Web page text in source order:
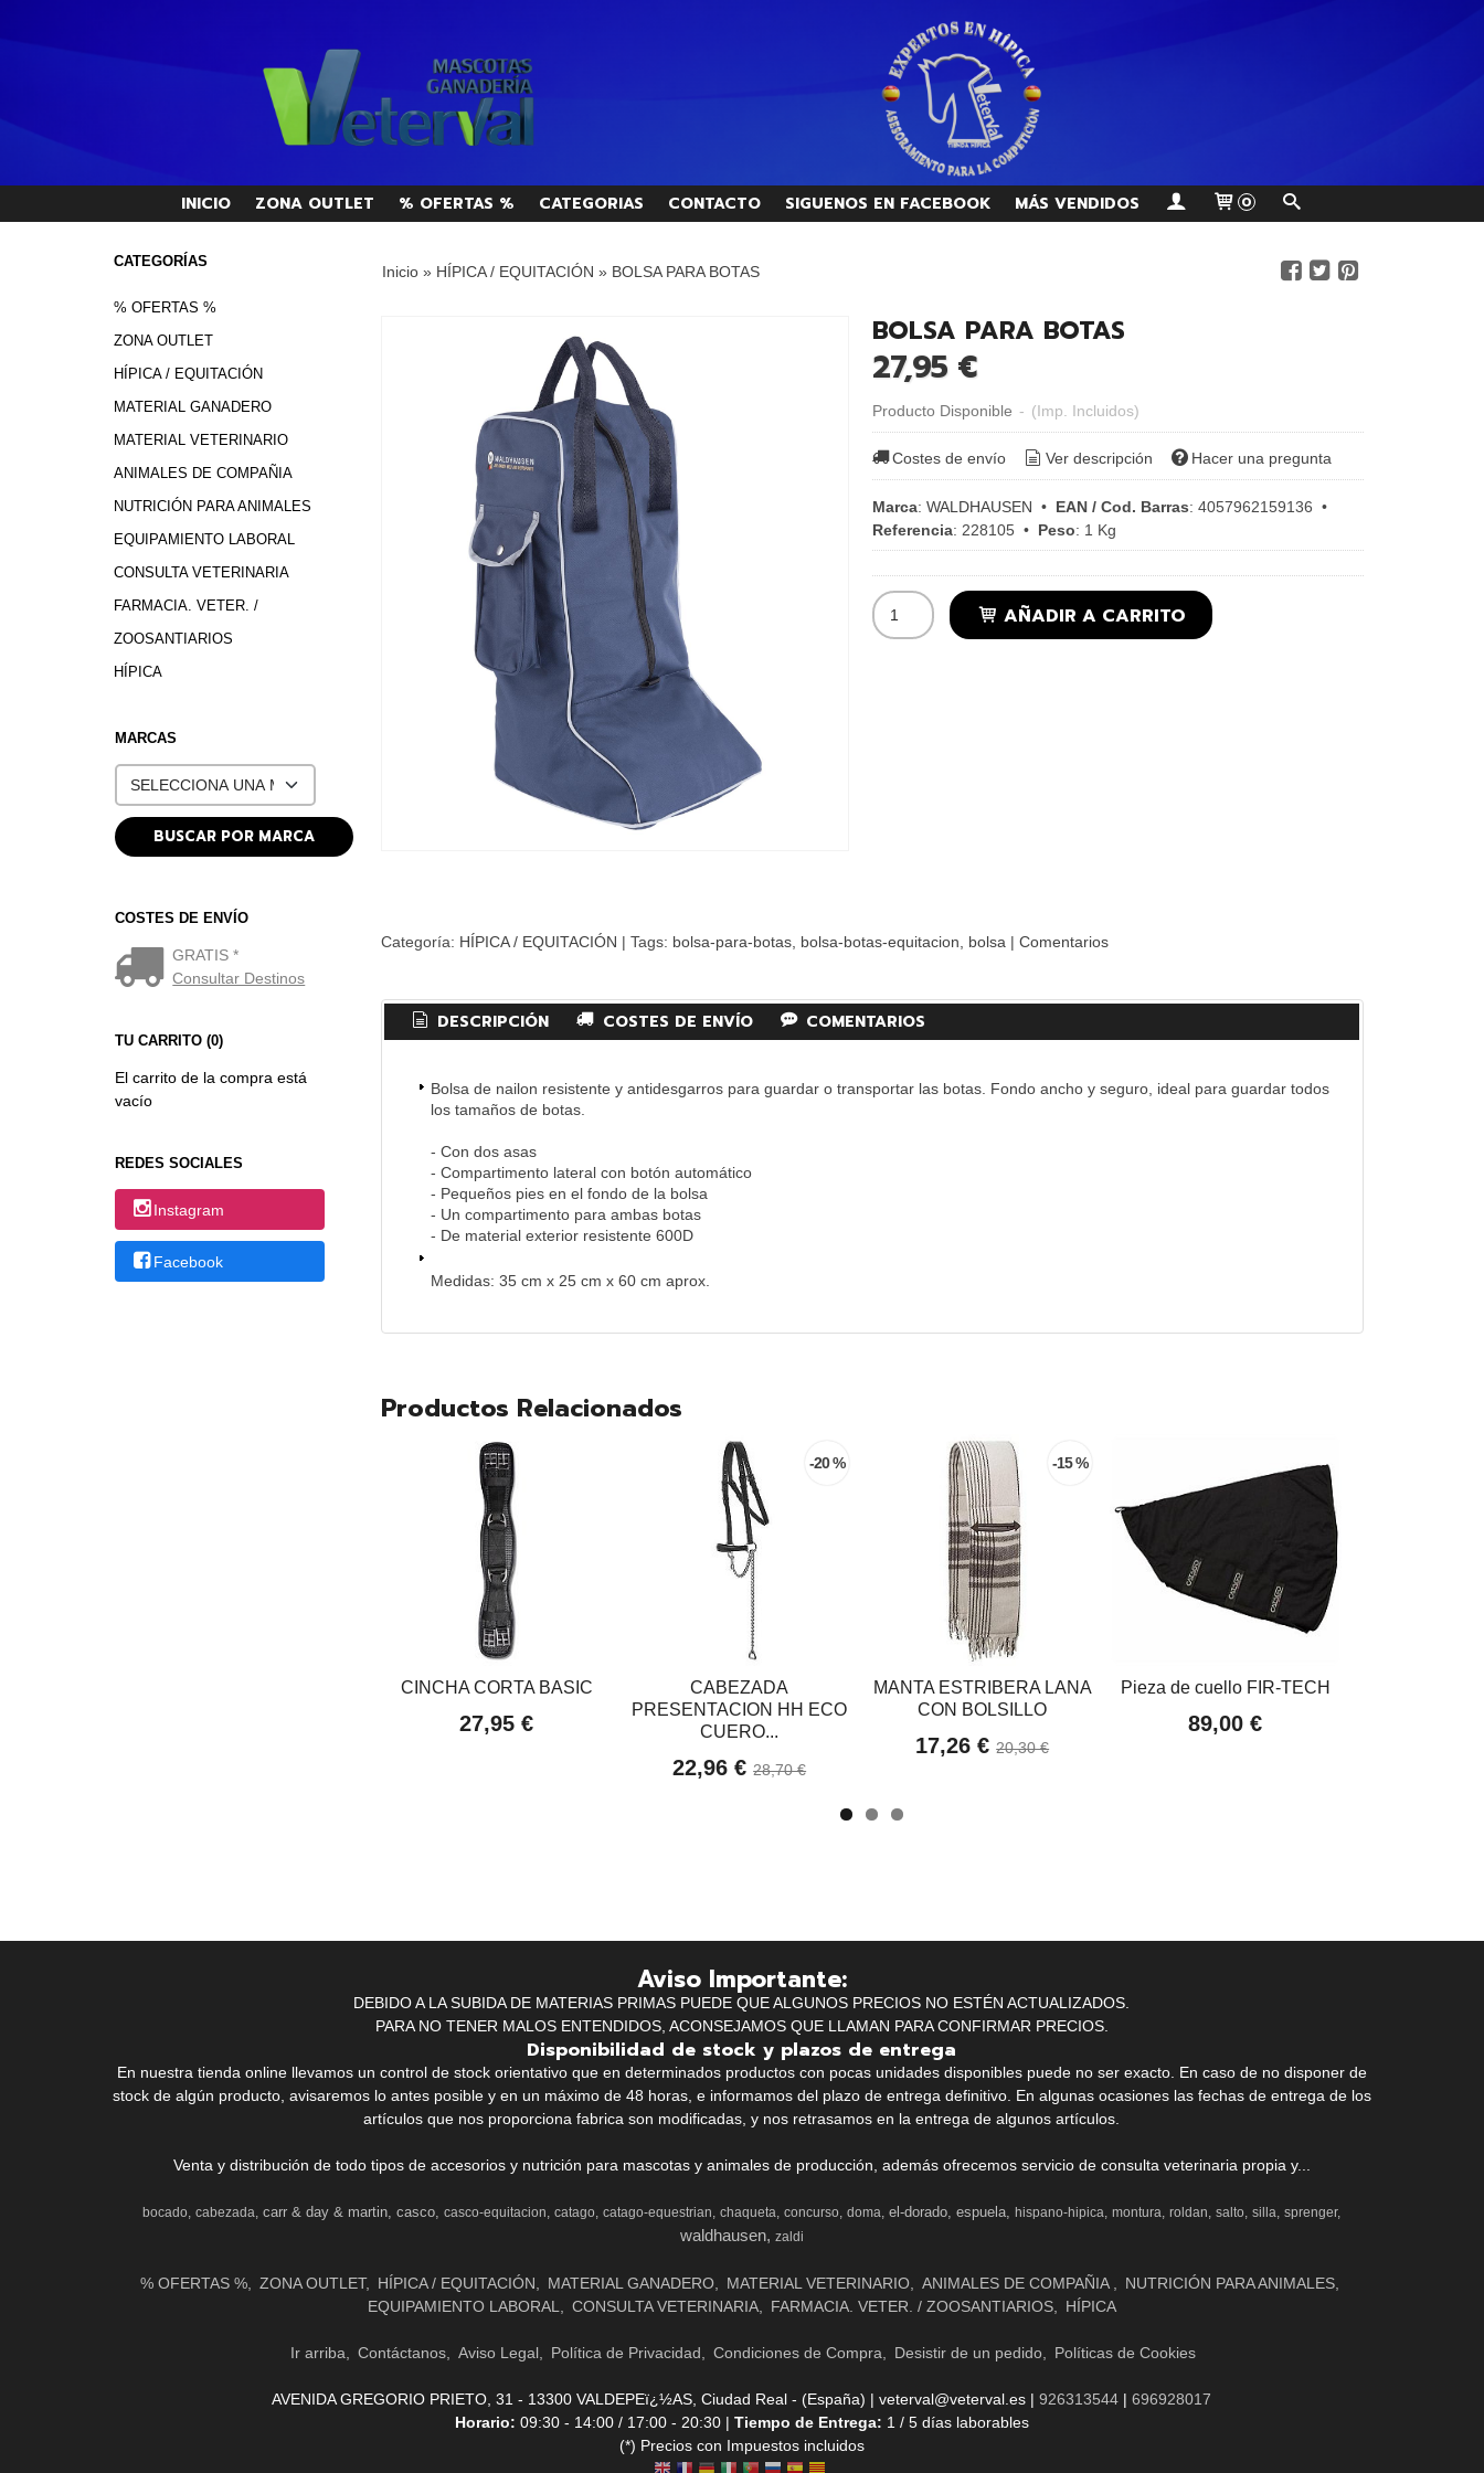
INICIO ZONA OUTLET % OFERTAS % CATEGORIAS CONTACTO SIGUENOS EN FACEBOOK MÁS VENDIDOS 0
CATEGORÍAS
% OFERTAS %
ZONA OUTLET
HÍPICA / EQUITACIÓN
MATERIAL GANADERO
MATERIAL VETERINARIO
ANIMALES DE COMPAÑIA
NUTRICIÓN PARA ANIMALES
EQUIPAMIENTO LABORAL
CONSULTA VETERINARIA
FARMACIA. VETER. /
ZOOSANTIARIOS
HÍPICA
MARCAS
COSTES DE ENVÍO
GRATIS *
Consultar Destinos
TU CARRITO (0)
El carrito de la compra está
vacío
REDES SOCIALES
Instagram
Facebook
Inicio» HÍPICA / EQUITACIÓN » BOLSA PARA BOTAS
BOLSA PARA BOTAS
27,95 €
Producto Disponible - (Imp. Incluidos)
Costes de envío Ver descripción Hacer una pregunta
Marca: WALDHAUSEN • EAN / Cod. Barras: 4057962159136 •
Referencia: 228105• Peso: 1 Kg
AÑADIR A CARRITO
Categoría: HÍPICA / EQUITACIÓN | Tags: bolsa-para-botas bolsa-botas-equitacion bolsa | Comentarios
DESCRIPCIÓN COSTES DE ENVÍO COMENTARIOS
Bolsa de nailon resistente y antidesgarros para guardar o transportar las botas. Fondo ancho y seguro, ideal para guardar todos
los tamaños de botas.
- Con dos asas
- Compartimento lateral con botón automático
- Pequeños pies en el fondo de la bolsa
- Un compartimento para ambas botas
- De material exterior resistente 600D
Medidas: 35 cm x 25 cm x 60 cm aprox.
Productos Relacionados
CINCHA CORTA BASIC
27,95 €
-20 %
CABEZADA
PRESENTACION HH ECO
CUERO...
22,96 €28,70 €
-15 %
MANTA ESTRIBERA LANA
CON BOLSILLO
17,26 €20,30 €
Pieza de cuello FIR-TECH
89,00 €
Aviso Importante:
DEBIDO A LA SUBIDA DE MATERIAS PRIMAS PUEDE QUE ALGUNOS PRECIOS NO ESTÉN ACTUALIZADOS.
PARA NO TENER MALOS ENTENDIDOS, ACONSEJAMOS QUE LLAMAN PARA CONFIRMAR PRECIOS.
Disponibilidad de stock y plazos de entrega
En nuestra tienda online llevamos un control de stock orientativo que en determinados productos con pocas unidades disponibles puede no ser exacto. En caso de no disponer de
stock de algún producto, avisaremos lo antes posible y en un máximo de 48 horas, e informamos del plazo de entrega definitivo. En algunas ocasiones las fechas de entrega de los
artículos que nos proporciona fabrica son modificadas, y nos retrasamos en la entrega de algunos artículos.
Venta y distribución de todo tipos de accesorios y nutrición para mascotas y animales de producción, además ofrecemos servicio de consulta veterinaria propia y...
bocado cabezada carr & day & martin casco casco-equitacion catago catago-equestrian chaqueta concurso doma el-dorado espuela hispano-hipica montura roldan salto silla sprenger
waldhausen zaldi
% OFERTAS % ZONA OUTLET HÍPICA / EQUITACIÓN MATERIAL GANADERO MATERIAL VETERINARIO ANIMALES DE COMPAÑIA
NUTRICIÓN PARA ANIMALES
EQUIPAMIENTO LABORAL
CONSULTA VETERINARIA FARMACIA. VETER. / ZOOSANTIARIOS HÍPICA
Ir arriba Contáctanos Aviso Legal Política de Privacidad Condiciones de Compra Desistir de un pedido Políticas de Cookies
AVENIDA GREGORIO PRIETO, 31 - 13300 VALDEPEï¿½AS, Ciudad Real - (España) | veterval@veterval.es |926313544 |696928017
Horario: 09:30 - 14:00 / 17:00 - 20:30 | Tiempo de Entrega: 1 / 5 días laborables
(*) Precios con Impuestos incluidos